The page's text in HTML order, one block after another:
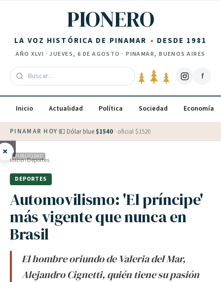
PIONERO
LA VOZ HISTÓRICA DE PINAMAR DESDE 1981
AÑOXLVI ·JUEVES, 6 DE AGOSTO · PINAMAR, BUENOS AIRES
f
Inicio Actualidad Política Sociedad Economía
PINAMAR HOY·💵 Dólar blue $1540 · oficial $1520
× PUBLICIDAD
Inicio›Deportes
DEPORTES
Automovilismo: 'El príncipe'
más vigente que nunca en
Brasil
El hombre oriundo de Valeria del Mar,
Alejandro Cignetti, quién tiene su pasión